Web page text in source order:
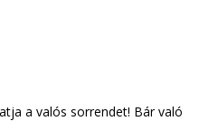
a valós sorrendet! Bár való